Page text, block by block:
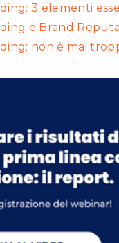
3 elementi
e Brand
non è mai